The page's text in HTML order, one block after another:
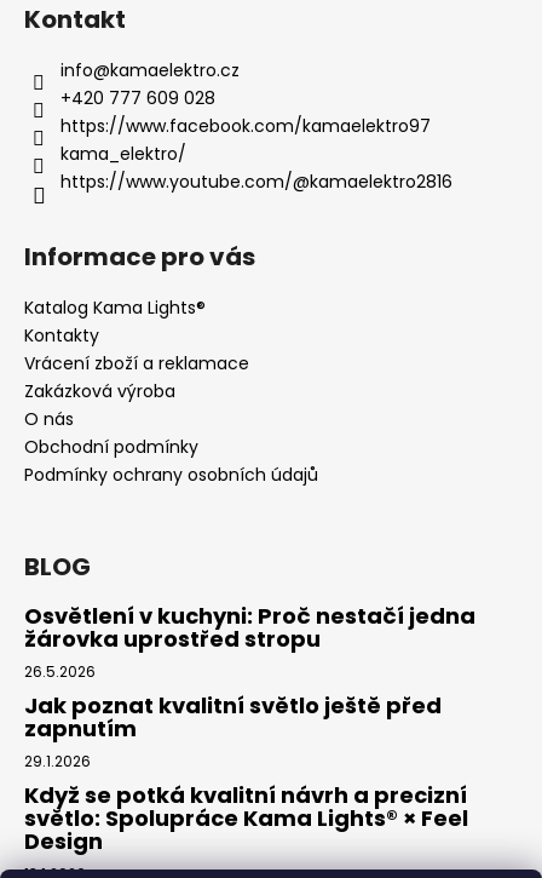
Kontakt
info@kamaelektro.cz
+420 777 609 028
https://www.facebook.com/kamaelektro97
kama_elektro/
https://www.youtube.com/@kamaelektro2816
Informace pro vás
Katalog Kama Lights®
Kontakty
Vrácení zboží a reklamace
Zakázková výroba
O nás
Obchodní podmínky
Podmínky ochrany osobních údajů
BLOG
Osvětlení v kuchyni: Proč nestačí jedna
žárovka uprostřed stropu
26.5.2026
Jak poznat kvalitní světlo ještě před
zapnutím
29.1.2026
Když se potká kvalitní návrh a precizní
světlo: Spolupráce Kama Lights® × Feel
Design
13.1.2026